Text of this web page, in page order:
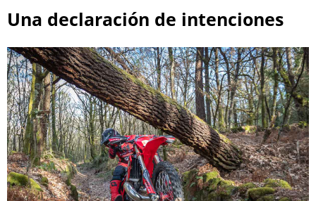
Una declaración de intenciones